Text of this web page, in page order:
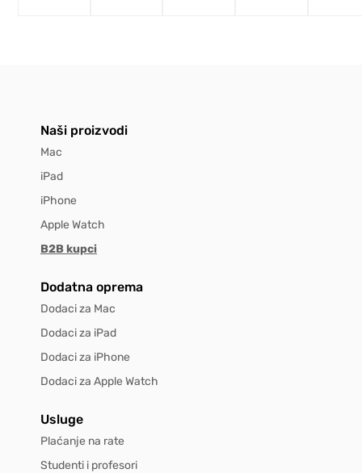
Naši proizvodi
Mac
iPad
iPhone
Apple Watch
B2B kupci
Dodatna oprema
Dodaci za Mac
Dodaci za iPad
Dodaci za iPhone
Dodaci za Apple Watch
Usluge
Plaćanje na rate
Studenti i profesori